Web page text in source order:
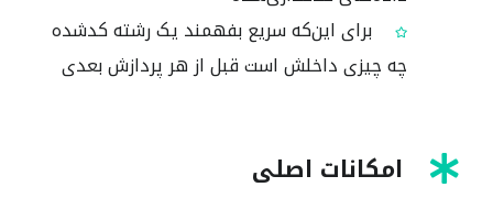
برای این‌که سریع بفهمند یک رشته کدشده
چه چیزی داخلش است قبل از هر پردازش بعدی
امکانات اصلی